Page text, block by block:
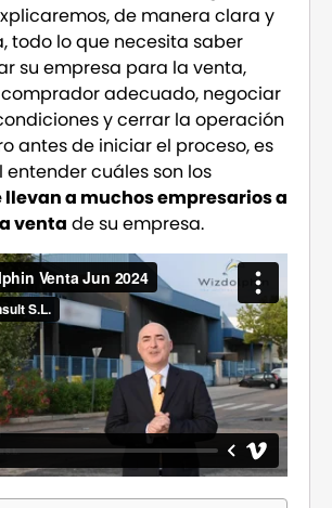
de manera clara y
todo lo que necesita saber
su empresa para la venta,
adecuado, negociar
y cerrar la operación
antes de iniciar el proceso, es
cuáles son los
a muchos empresarios a
venta de su empresa.